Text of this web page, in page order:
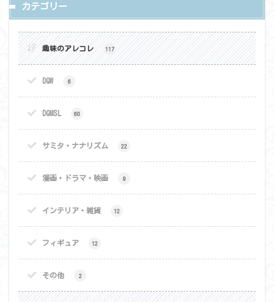
カテゴリー
趣味のアレコレ 117
DQW 6
DQMSL 60
サミタ・ナナリズム 22
漫画・ドラマ・映画 9
インテリア・雑貨 12
フィギュア 12
その他 2